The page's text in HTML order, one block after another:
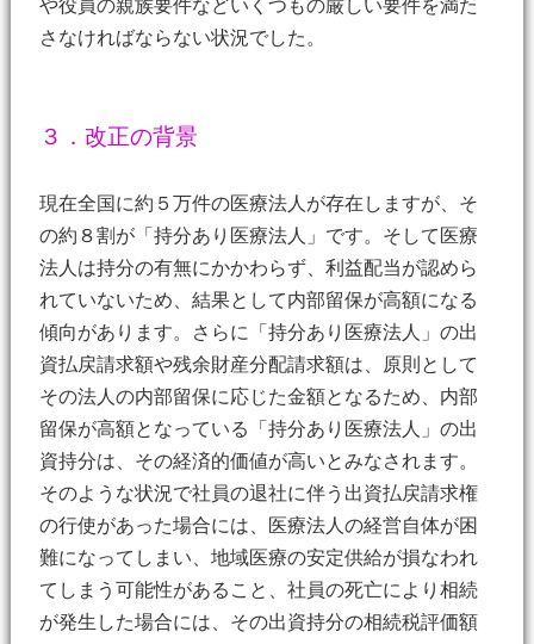
や役員の親族要件などいくつもの厳しい要件を満た
さなければならない状況でした。
３．改正の背景
現在全国に約５万件の医療法人が存在しますが、そ
の約８割が「持分あり医療法人」です。そして医療
法人は持分の有無にかかわらず、利益配当が認めら
れていないため、結果として内部留保が高額になる
傾向があります。さらに「持分あり医療法人」の出
資払戻請求額や残余財産分配請求額は、原則として
その法人の内部留保に応じた金額となるため、内部
留保が高額となっている「持分あり医療法人」の出
資持分は、その経済的価値が高いとみなされます。
そのような状況で社員の退社に伴う出資払戻請求権
の行使があった場合には、医療法人の経営自体が困
難になってしまい、地域医療の安定供給が損なわれ
てしまう可能性があること、社員の死亡により相続
が発生した場合には、その出資持分の相続税評価額